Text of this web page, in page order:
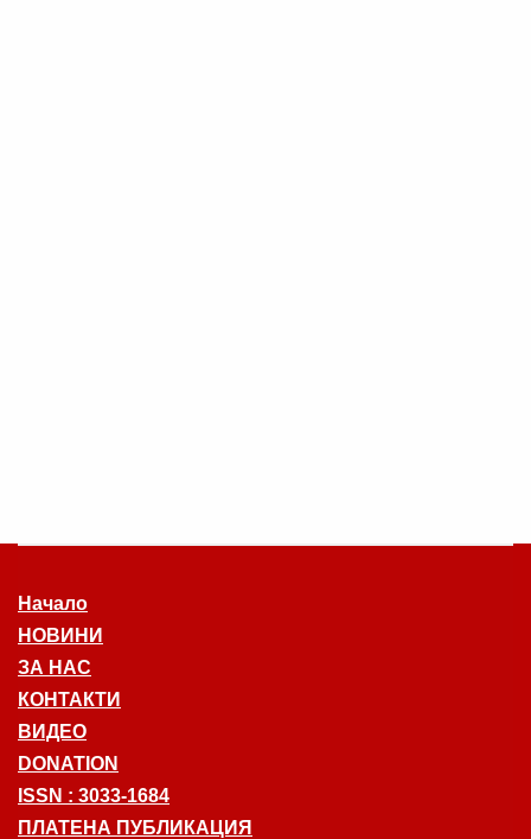
Начало
НОВИНИ
ЗА НАС
КОНТАКТИ
ВИДЕО
DONATION
ISSN : 3033-1684
ПЛАТЕНА ПУБЛИКАЦИЯ